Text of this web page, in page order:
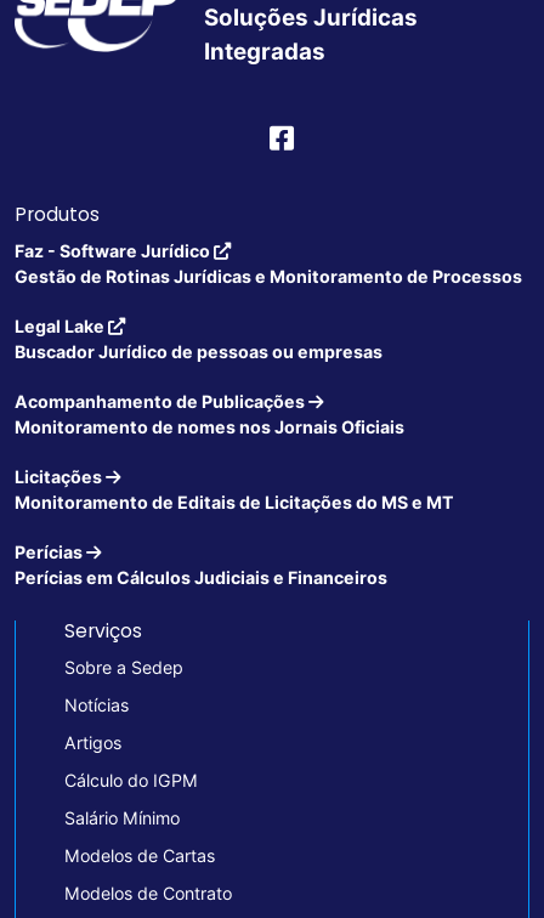
Soluções Jurídicas
Integradas
Produtos
Faz - Software Jurídico
Gestão de Rotinas Jurídicas e Monitoramento de Processos
Legal Lake
Buscador Jurídico de pessoas ou empresas
Acompanhamento de Publicações
Monitoramento de nomes nos Jornais Oficiais
Licitações
Monitoramento de Editais de Licitações do MS e MT
Perícias
Perícias em Cálculos Judiciais e Financeiros
Serviços
Sobre a Sedep
Notícias
Artigos
Cálculo do IGPM
Salário Mínimo
Modelos de Cartas
Modelos de Contrato